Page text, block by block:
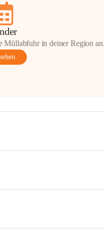
Müllabfuhr in deiner Region